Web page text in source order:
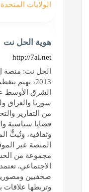
الولايات المتحدة
هوية الحل نت
http://7al.net
الحل نت: منصة
2013، تهتم
الشرق الأوسط
سوريا والعراق
من التقارير
قضايا سياسية
وثقافية، وتُبثُّ
المنصة عبر
مجموعة من
الاجتماعي.
صحفيين
وتربطها